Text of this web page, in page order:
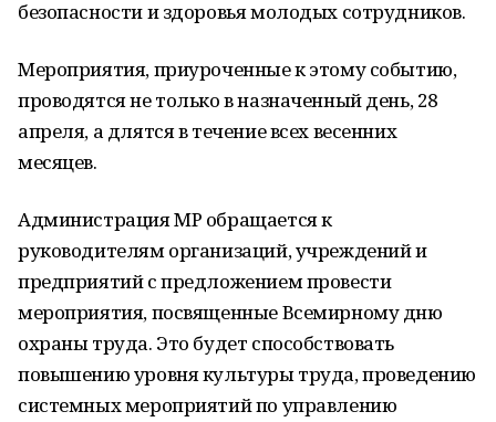
безопасности и здоровья молодых сотрудников.
Мероприятия, приуроченные к этому событию,
проводятся не только в назначенный день, 28
апреля, а длятся в течение всех весенних
месяцев.
Администрация МР обращается к
руководителям организаций, учреждений и
предприятий с предложением провести
мероприятия, посвященные Всемирному дню
охраны труда. Это будет способствовать
повышению уровня культуры труда, проведению
системных мероприятий по управлению